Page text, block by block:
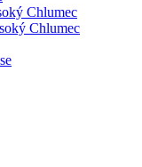
Chlumec
Chlumec